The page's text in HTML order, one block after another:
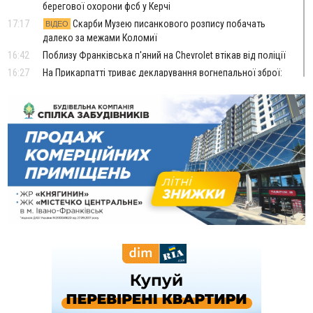
берегової охорони фсб у Керчі
17:17
ВІДЕО Скарби Музею писанкового розпису побачать
далеко за межами Коломиї
16:42
Поблизу Франківська п'яний на Chevrolet втікав від поліції
16:27
На Прикарпатті триває декларування вогнепальної зброї:
15:58
Понад 9 тис. прикарпатських вступників отримали
рекомендації до зарахування на бакалаврат у ВНЗ
15:28
Кілька вулиць у Долині тимчасово залишаться без газу
15:02
ФОТО У Старуні відбулася Патріарша проща
14:35
Не знає англійську на достатньому рівні. Франківець Лев
Кишакевич не зможе стати суддею Міжнародного
кримінального суду
14:14
У Ворохті проведуть Кубок ФЛСУ зі стрибків на лижах,
На Калущині розшукали чоловіка, який три дні
Боднар розповів про реакцію влади Польщі на атаки на
українців та про зміни після 23 серпня
ВІДЕО "Едельвейси" щемливо привітали рідну Коломию з